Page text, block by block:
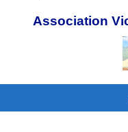
Association